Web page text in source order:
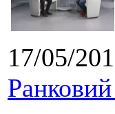
17/05/